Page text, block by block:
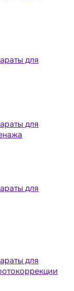
для
для
для
для